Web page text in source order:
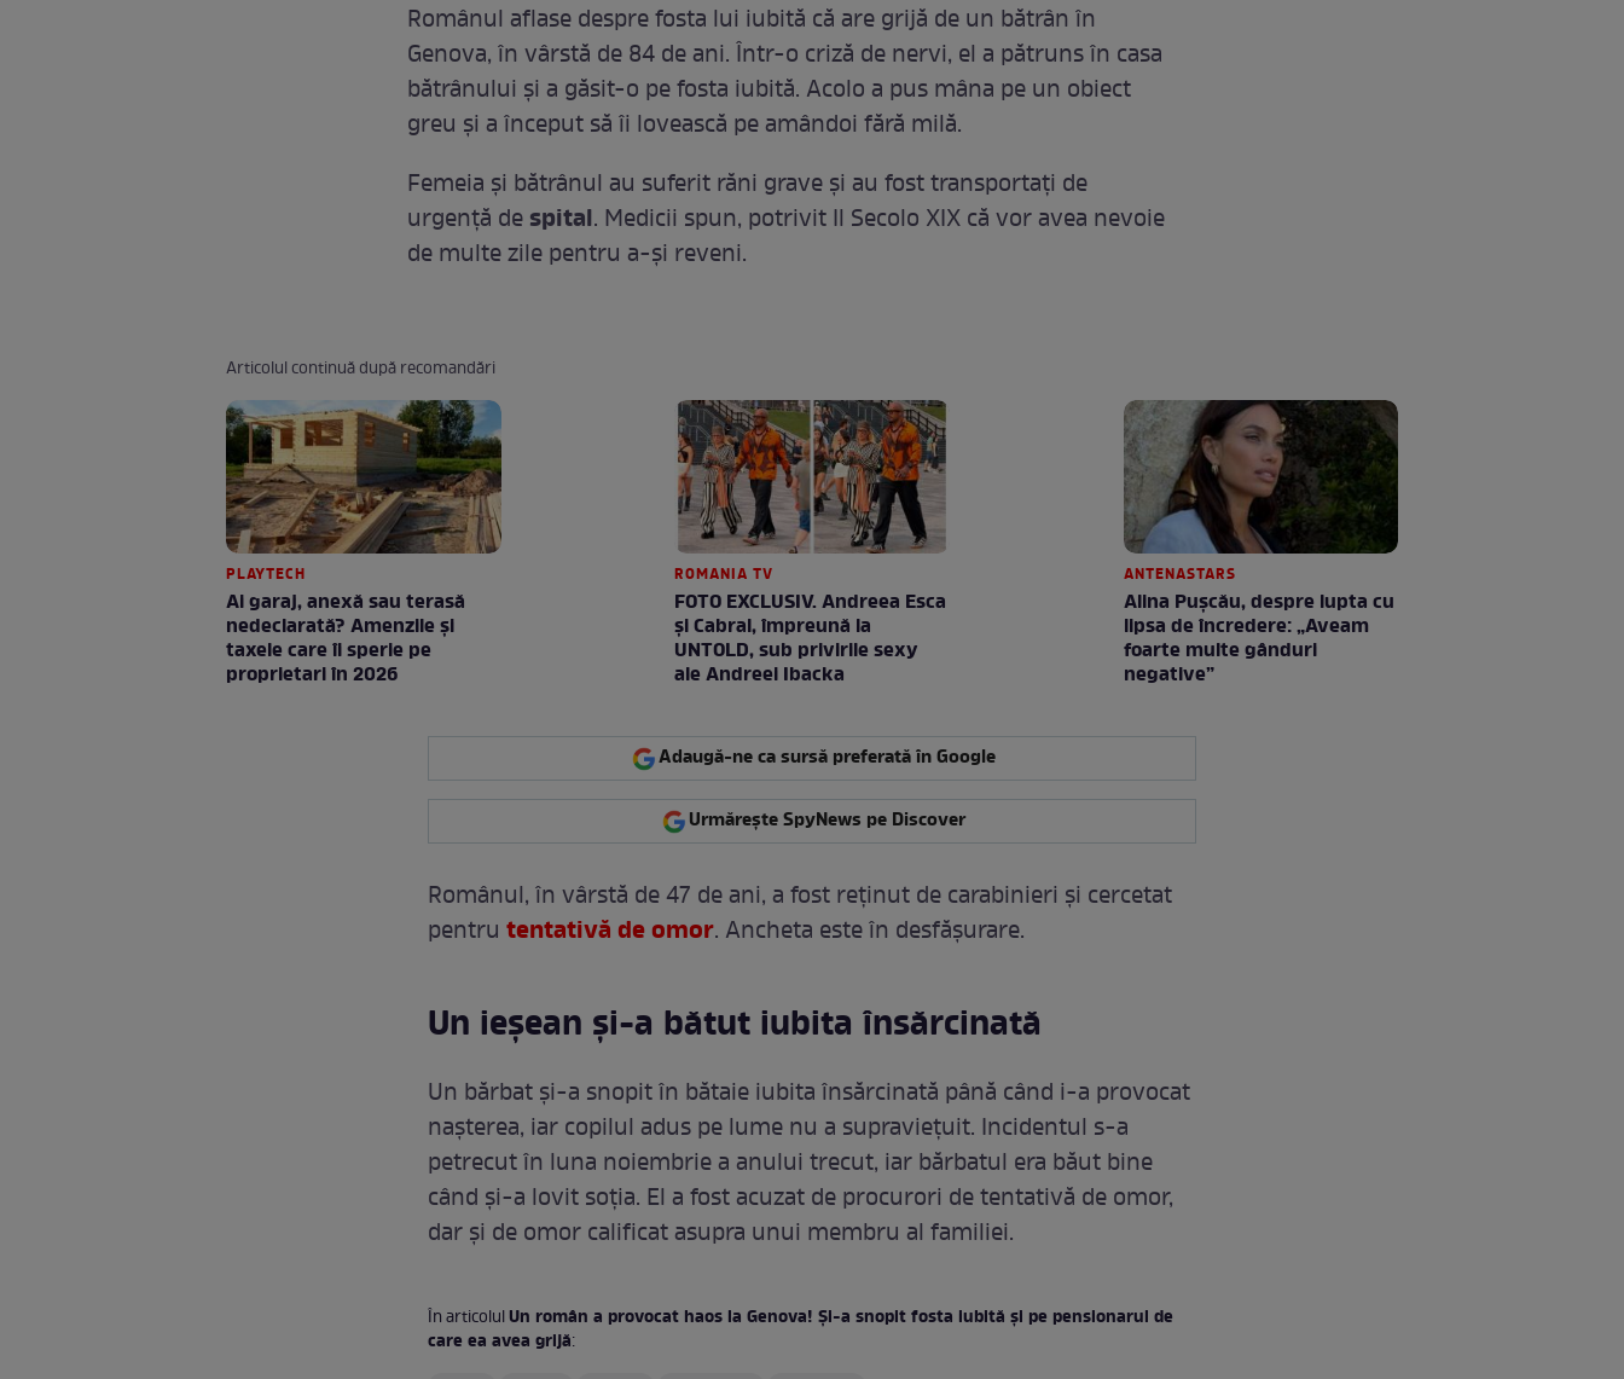
Românul aflase despre fosta lui iubită că are grijă de un bătrân în
Genova, în vârstă de 84 de ani. Într-o criză de nervi, el a pătruns în casa
bătrânului și a găsit-o pe fosta iubită. Acolo a pus mâna pe un obiect
greu și a început să îi lovească pe amândoi fără milă.
Femeia și bătrânul au suferit răni grave și au fost transportați de
urgență despital. Medicii spun, potrivit Il Secolo XIX că vor avea nevoie
de multe zile pentru a-și reveni.
Articolul continuă după recomandări
PLAYTECH
Ai garaj, anexă sau terasă
nedeclarată? Amenzile și
taxele care îi sperie pe
proprietari în 2026
ROMANIA TV
FOTO EXCLUSIV. Andreea Esca
şi Cabral, împreună la
UNTOLD, sub privirile sexy
ale Andreei Ibacka
ANTENASTARS
Alina Pușcău, despre lupta cu
lipsa de încredere: „Aveam
foarte multe gânduri
negative”
Adaugă-ne ca sursă preferată în Google
Urmărește SpyNews pe Discover
Românul, în vârstă de 47 de ani, a fost reținut de carabinieri și cercetat
pentru tentativă de omor. Ancheta este în desfășurare.
Un ieșean și-a bătut iubita însărcinată
Un bărbat și-a snopit în bătaie iubita însărcinată până când i-a provocat
nașterea, iar copilul adus pe lume nu a supraviețuit. Incidentul s-a
petrecut în luna noiembrie a anului trecut, iar bărbatul era băut bine
când și-a lovit soția. El a fost acuzat de procurori de tentativă de omor,
dar și de omor calificat asupra unui membru al familiei.
În articolulUn român a provocat haos la Genova! Și-a snopit fosta iubită și pe pensionarul de
care ea avea grijă: